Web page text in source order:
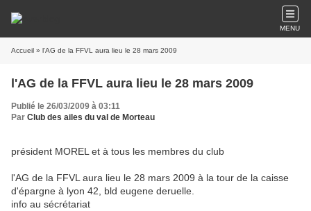
MENU
Accueil » l'AG de la FFVL aura lieu le 28 mars 2009
l'AG de la FFVL aura lieu le 28 mars 2009
Publié le 26/03/2009 à 03:11
Par Club des ailes du val de Morteau
président MOREL et à tous les membres du club
l'AG de la FFVL aura lieu le 28 mars 2009 à la tour de la caisse
d'épargne à lyon 42, bld eugene deruelle.
info au sécrétariat